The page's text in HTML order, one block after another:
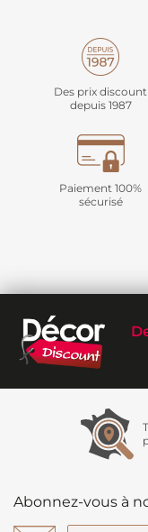
Des prix discount
depuis 1987
Paiement 100%
sécurisé
Abonnez-vous à